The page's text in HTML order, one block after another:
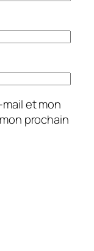
et mon
prochain